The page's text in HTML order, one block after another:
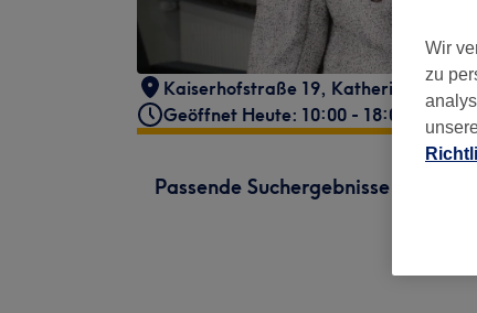
Kaiserhofstraße 19, Katherina
Geöffnet Heute: 10:00 - 18:00
Passende Suchergebnisse
Wir
zu